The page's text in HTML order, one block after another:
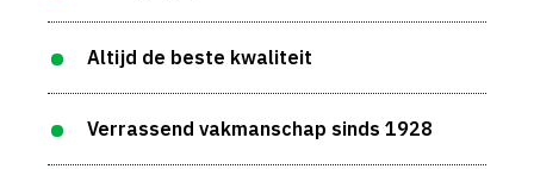
Altijd de beste kwaliteit
Verrassend vakmanschap sinds 1928